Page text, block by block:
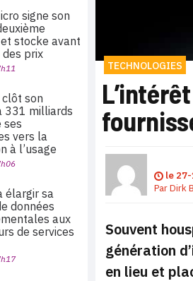
TECHNOLOGIES
le
ParDirk
Souvent
génération
en lieu et
signe son
stocke avant
des prix
son
331 milliards
ses
vers la
à l’usage
élargir sa
données
aux
de services